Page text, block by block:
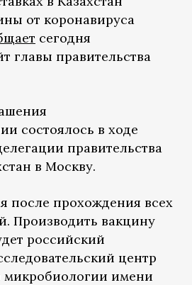
от коронавируса
сегодня
главы правительства
состоялось в ходе
правительства
в Москву.
после прохождения всех
Производить вакцину
российский
центр
имени